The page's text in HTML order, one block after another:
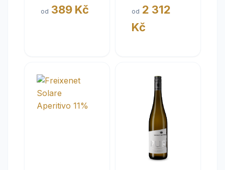
2025,
od 389 Kč od 2 312
Kč